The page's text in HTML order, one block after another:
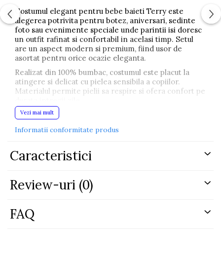
Costumul elegant pentru bebe baieti Terry este
alegerea potrivita pentru botez, aniversari, sedinte
foto sau evenimente speciale unde parintii isi doresc
un outfit rafinat si confortabil in acelasi timp. Setul
are un aspect modern si premium, fiind usor de
asortat pentru orice ocazie eleganta.
Realizat din 100% bumbac, costumul este placut la
atingere si delicat cu pielea sensibila a copiilor.
Materialul permite pielii sa respire si ofera confort pe
Setul este format din:
sacou gri deschis cu un nasture negru
papion asortat
Croiala este lejera si practica pentru bebe, iar
combinatia dintre gri deschis si alb ofera un aspect
elegant, curat si usor de accesorizat. Pantalonii cu
body-ul tip camasa ajuta la fixarea tinutei.
Vezi mai mult
Informatii conformitate produs
Caracteristici
Review-uri (0)
FAQ